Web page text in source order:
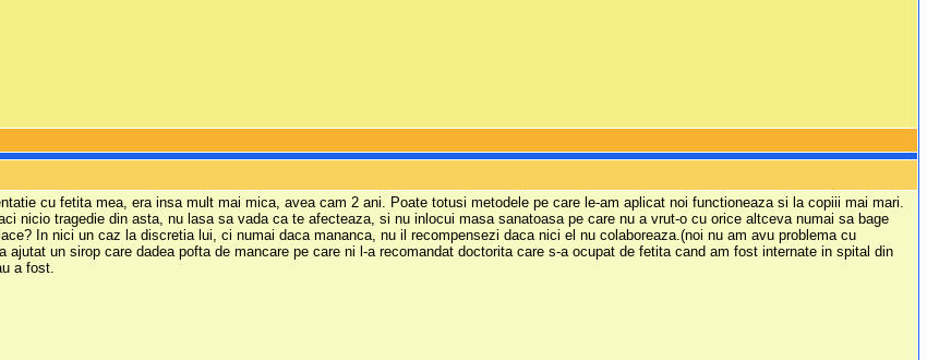
cu fetita mea, era insa mult mai mica, avea cam 2 ani. Poate totusi metodele pe care le-am aplicat noi functioneaza si la copiii mai mari.
nicio tragedie din asta, nu lasa sa vada ca te afecteaza, si nu inlocui masa sanatoasa pe care nu a vrut-o cu orice altceva numai sa bage
In nici un caz la discretia lui, ci numai daca mananca, nu il recompensezi daca nici el nu colaboreaza.(noi nu am avu problema cu
ajutat un sirop care dadea pofta de mancare pe care ni l-a recomandat doctorita care s-a ocupat de fetita cand am fost internate in spital din
a fost.